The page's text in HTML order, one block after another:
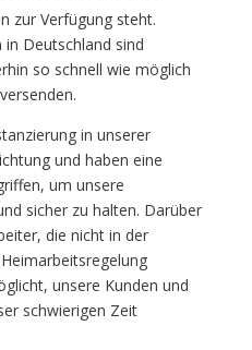
zur Verfügung steht.
Deutschland sind
so schnell wie möglich
in unserer
und haben eine
um unsere
sicher zu halten. Darüber
die nicht in der
unsere Kunden und
schwierigen Zeit